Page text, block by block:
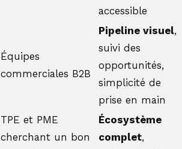
accessible
Équipes
commerciales B2B
Pipeline visuel,
suivi des
opportunités,
simplicité de
prise en main
TPE et PME
cherchant un bon
Écosystème
complet,